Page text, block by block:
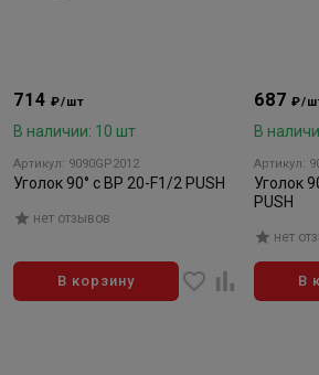
714₽/шт
В наличии: 10 шт
Артикул: 9090GP2012
Уголок 90° с ВР 20-F1/2 PUSH
нет отзывов
В корзину
687₽/
В
Артикул:
Уголок
PUSH
нет
В